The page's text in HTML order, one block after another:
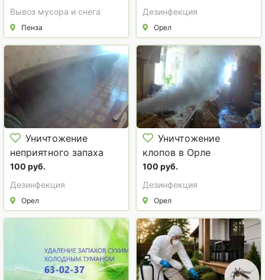
Вывоз мусора и снега
Пенза
первого раза!
Дезинфекция
Орел
Уничтожение
неприятного запаха
после смерти человека
сухим и холодным
туманом
100 руб.
Дезинфекция
Орел
Уничтожение
клопов в Орле
100 руб.
Дезинфекция
Орел